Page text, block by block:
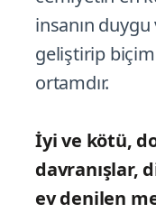
insanın duygu
geliştirip
ortamdır.
İyi ve kötü,
davranışlar,
ev denilen